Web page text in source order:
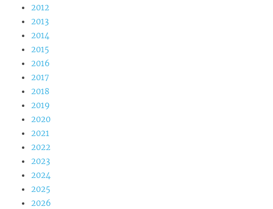
2012
2013
2014
2015
2016
2017
2018
2019
2020
2021
2022
2023
2024
2025
2026